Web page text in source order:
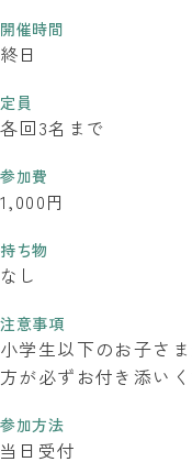
開催時間
終日
定員
各回3名まで
参加費
1,000円
持ち物
なし
注意事項
小学生以下のお子さ
方が必ずお付き添いく
参加方法
当日受付